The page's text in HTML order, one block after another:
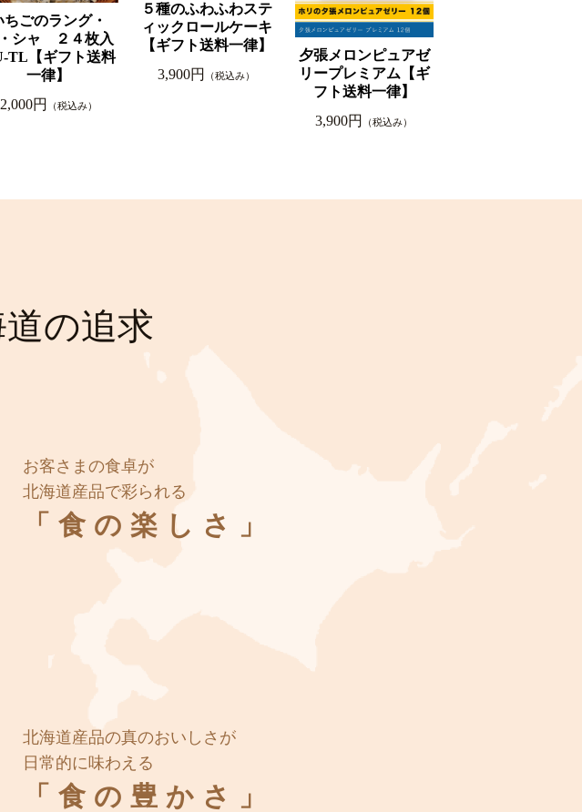
ちごのラング・
・シャ ２４枚入
TL【ギフト送料
一律】
2,000円
（税込み）
５種のふわふわステ
ィックロールケーキ
【ギフト送料一律】
3,900円
（税込み）
夕張メロンピュアゼ
リープレミアム【ギ
フト送料一律】
3,900円
（税込み）
の追求
お客さまの食卓が
北海道産品で彩られる
「食の楽しさ」
北海道産品の真のおいしさが
日常的に味わえる
「食の豊かさ」